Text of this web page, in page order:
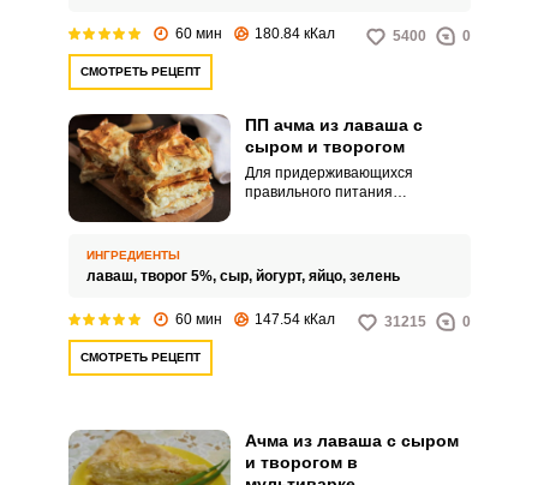
60 мин 180.84 кКал 5400 0
СМОТРЕТЬ РЕЦЕПТ
ПП ачма из лаваша с
сыром и творогом
Для придерживающихся
правильного питания
Приготовим ее с нежирным
сыром, 5%-ным творогом и
ИНГРЕДИЕНТЫ
лаваш, творог 5%, сыр, йогурт, яйцо, зелень
60 мин 147.54 кКал 31215 0
СМОТРЕТЬ РЕЦЕПТ
Ачма из лаваша с сыром
и творогом в